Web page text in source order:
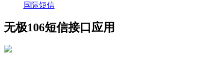
国际短信
无极106短信接口应用